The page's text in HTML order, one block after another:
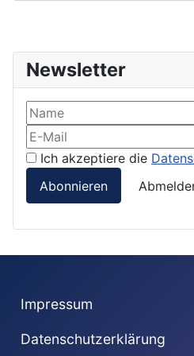
Newsletter
Ich akzeptiere die
Abonnieren
Impressum
Datenschutzerklärung